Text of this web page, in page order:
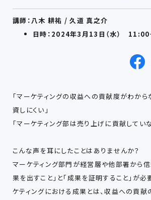
講師：八木 耕祐 / 久道 真之介
日時：2024年3月13日（水）
「マーケティングの収益への貢献度がわから
資しにくい」
「マーケティング部は売り上げに貢献してい
こんな声を耳にしたことはありませんか？
マーケティング部門が経営層や他部署から信
果を出すこと」と「成果を証明すること」が必
ケティングにおける成果とは、収益への貢献